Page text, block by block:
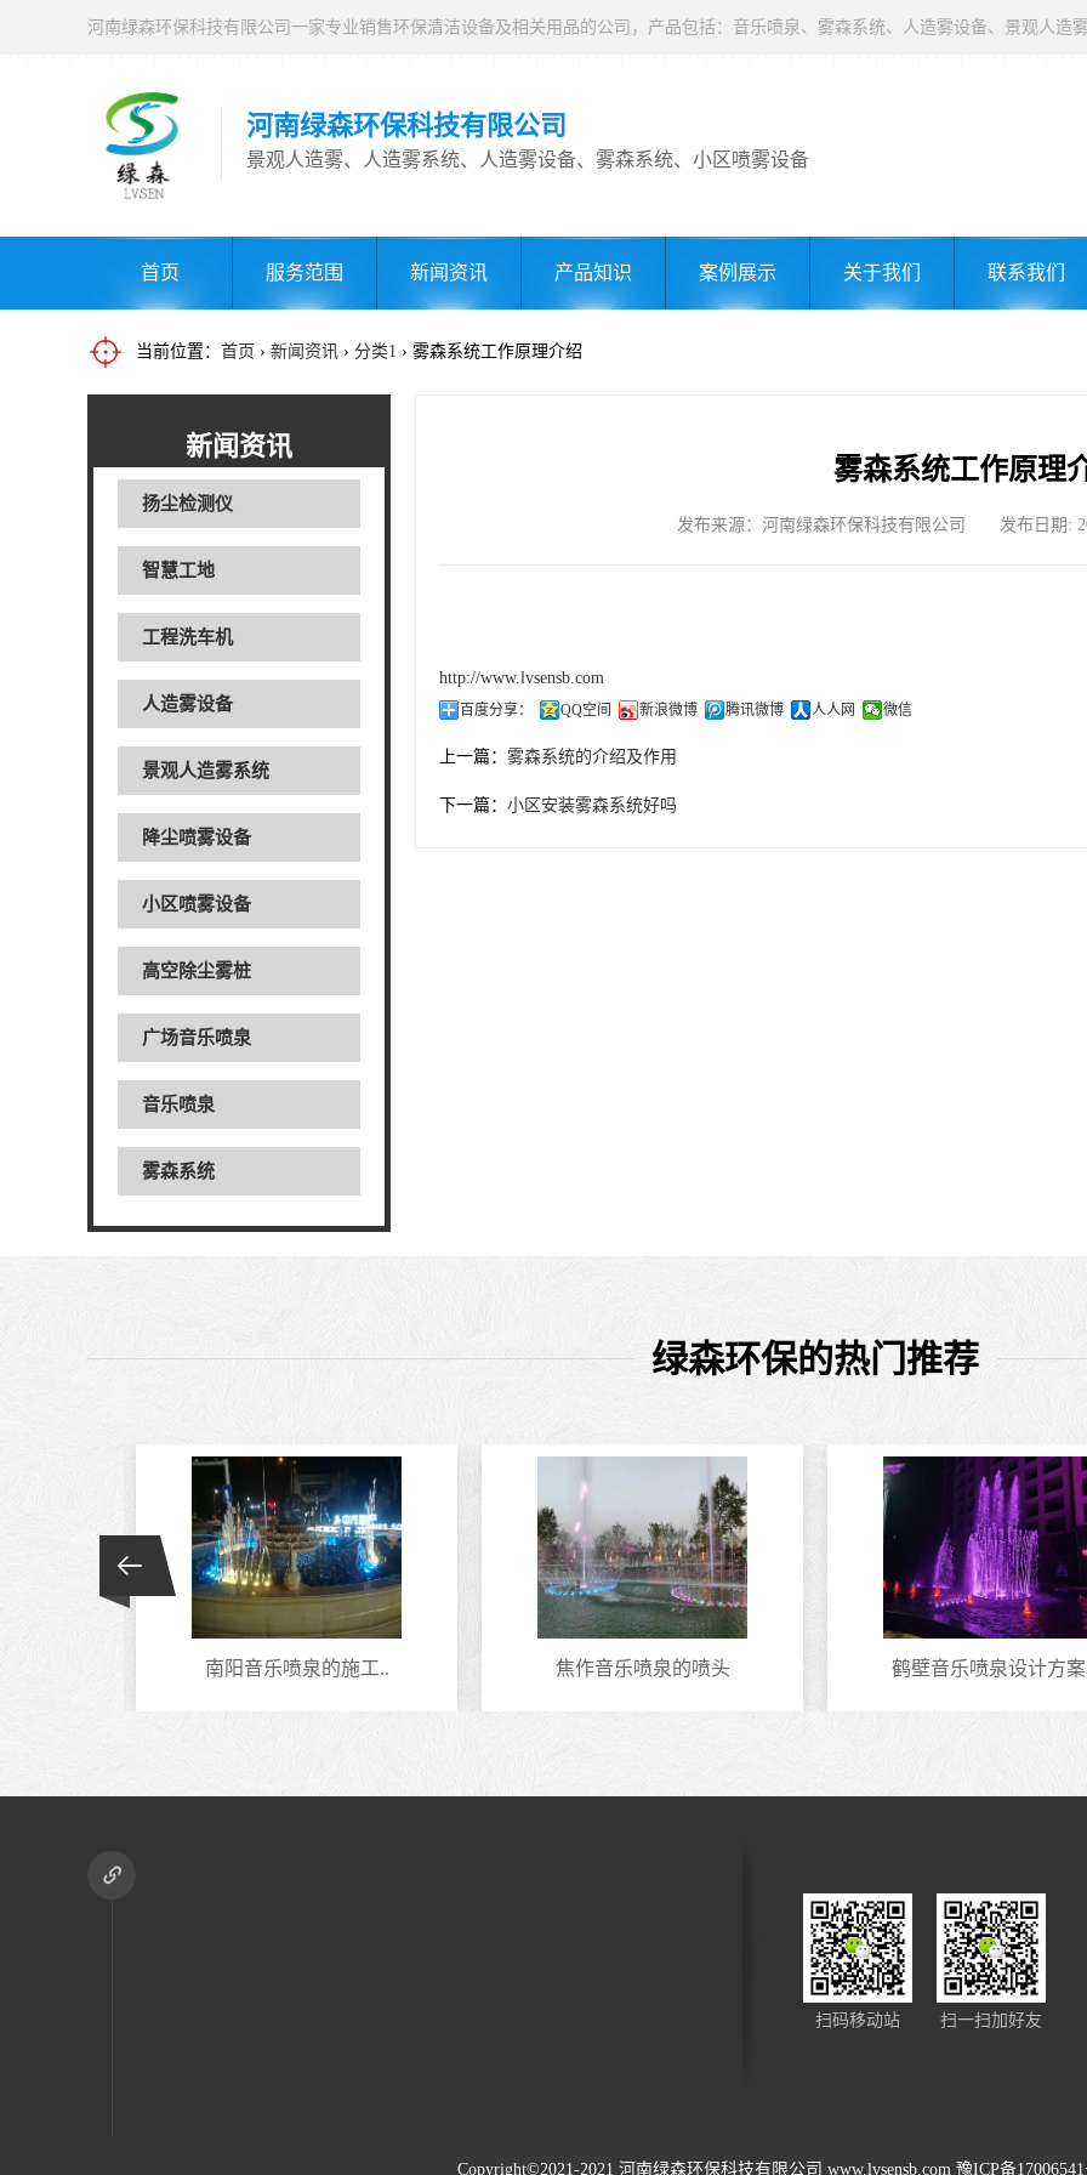
河南绿森环保科技有限公司
景观人造雾、人造雾系统、人造雾设备、雾森系统、小区喷雾设备
首页 服务范围 新闻资讯 产品知识 案例展示 关于我们 联系我们
当前位置： 首页 › 新闻资讯 › 分类1 › 雾森系统工作原理介绍
新闻资讯
扬尘检测仪
智慧工地
工程洗车机
人造雾设备
景观人造雾系统
降尘喷雾设备
小区喷雾设备
高空除尘雾桩
广场音乐喷泉
音乐喷泉
雾森系统
雾森系统工作原理
发布来源：河南绿森环保科技有限公司 发布日期:
http://www.lvsensb.com
百度分享： QQ空间 新浪微博 腾讯微博 人人网 微信
上一篇： 雾森系统的介绍及作用
下一篇： 小区安装雾森系统好吗
绿森环保的热门推荐
南阳音乐喷泉的施工.. 焦作音乐喷泉的喷头 鹤壁音乐喷泉设计方案
扫码移动站 扫一扫加好友
Copyright©2021-2021 河南绿森环保科技有限公司 www.lvsensb.com 豫ICP备